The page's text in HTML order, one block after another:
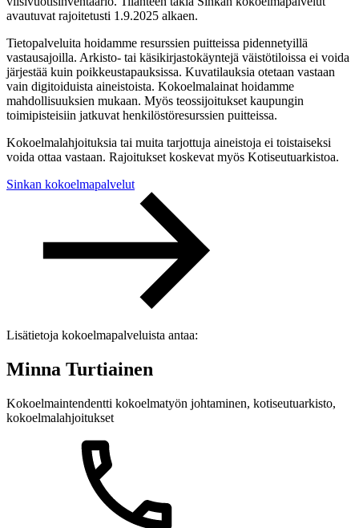
avautuvat rajoitetusti 1.9.2025 alkaen.
Tietopalveluita hoidamme resurssien puitteissa pidennetyillä
vastausajoilla. Arkisto- tai käsikirjastokäyntejä väistötiloissa ei voida
järjestää kuin poikkeustapauksissa. Kuvatilauksia otetaan vastaan
vain digitoiduista aineistoista. Kokoelmalainat hoidamme
mahdollisuuksien mukaan. Myös teossijoitukset kaupungin
toimipisteisiin jatkuvat henkilöstöresurssien puitteissa.
Kokoelmalahjoituksia tai muita tarjottuja aineistoja ei toistaiseksi
voida ottaa vastaan. Rajoitukset koskevat myös Kotiseutuarkistoa.
Sinkan kokoelmapalvelut
Lisätietoja kokoelmapalveluista antaa:
Minna Turtiainen
Kokoelmaintendentti kokoelmatyön johtaminen, kotiseutuarkisto,
kokoelmalahjoitukset